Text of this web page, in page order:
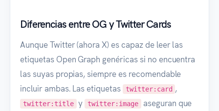
Diferencias entre OG y Twitter Cards
Aunque Twitter (ahora X) es capaz de leer las
etiquetas Open Graph genéricas si no encuentra
las suyas propias, siempre es recomendable
incluir ambas. Las etiquetas
twitter:card ,
twitter:title y twitter:image aseguran que